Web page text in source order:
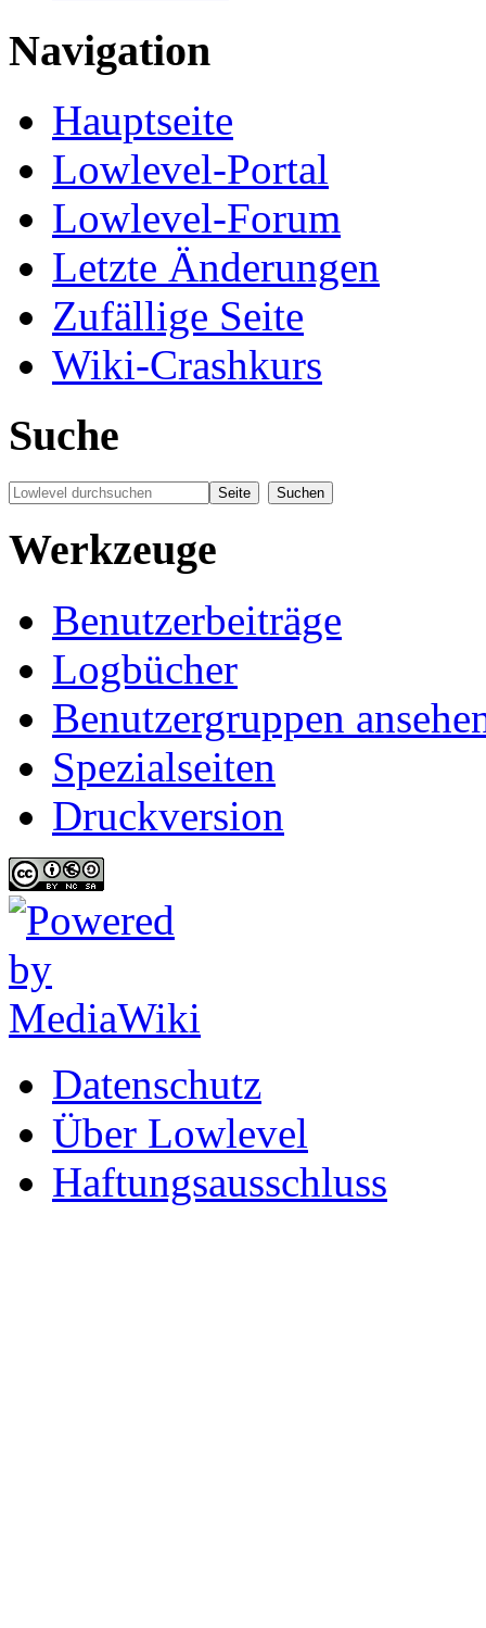
Navigation
Hauptseite
Lowlevel-Portal
Lowlevel-Forum
Letzte Änderungen
Zufällige Seite
Wiki-Crashkurs
Suche
Werkzeuge
Benutzerbeiträge
Logbücher
Benutzergruppen
Spezialseiten
Druckversion
Datenschutz
Über Lowlevel
Haftungsausschluss